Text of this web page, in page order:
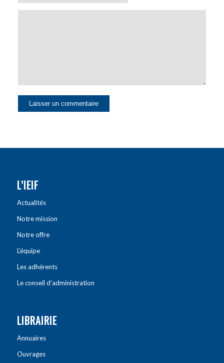
L’IEIF
Actualités
Notre mission
Notre offre
L’équipe
Les adhérents
Le conseil d’administration
LIBRAIRIE
Annuaires
Ouvrages